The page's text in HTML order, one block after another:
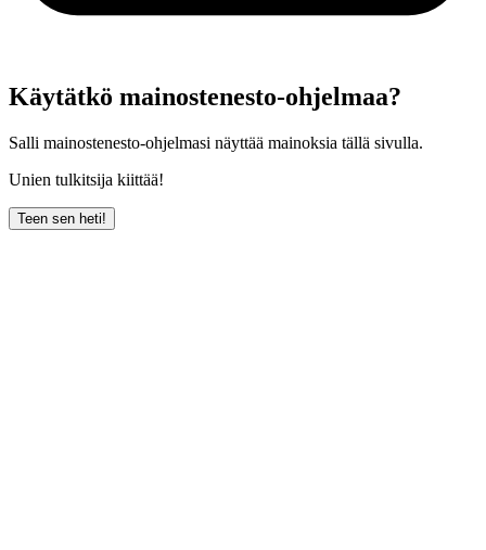
Käytätkö mainostenesto-ohjelmaa?
Salli mainostenesto-ohjelmasi näyttää mainoksia tällä sivulla.
Unien tulkitsija kiittää!
Teen sen heti!